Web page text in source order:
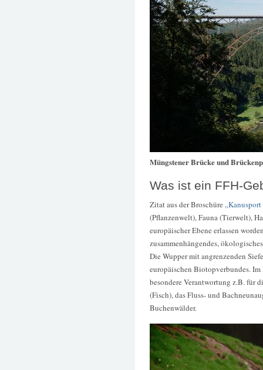
Müngstener Brücke und
Was ist ein FFH-
Zitat aus der Broschüre
(Pflanzenwelt), Fauna (Tierwelt),
europäischer Ebene erlassen
zusammenhängendes,
Die Wupper mit angrenzenden
europäischen Biotopverbundes.
besondere Verantwortung z.B. für
(Fisch), das Fluss- und
Buchenwälder.